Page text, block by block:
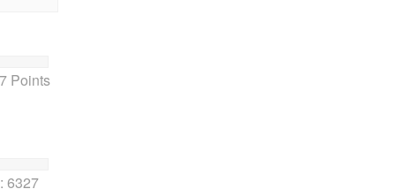
Points